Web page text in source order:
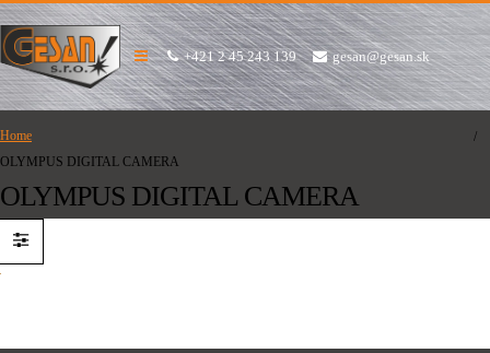
+421 2 45 243 139 gesan@gesan.sk
Home
OLYMPUS DIGITAL CAMERA
OLYMPUS DIGITAL CAMERA